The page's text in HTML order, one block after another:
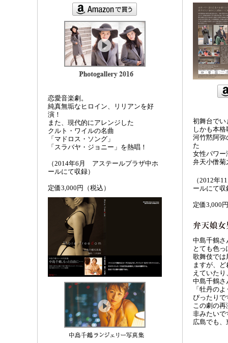
恋愛音楽劇。
純真無垢なヒロイン、リリアンを好
演！
また、現代的にアレンジした
クルト・ワイルの名曲
「マドロス・ソング」
「スラバヤ・ジョニー」を熱唱！
（2014年6月 アステールプラザ中ホ
ールにて収録）
定価3,000円（税込）
初舞台で
しかも本格
河竹黙阿弥
た
女性パワー
弁天小僧菊
（2012年
ールにて収
定価3,000円
中島千鶴さ
とても色
歌舞伎では
ますが、
えていた
中島千鶴さ
「牡丹の
ぴったりで
この劇の
非みたいで
広島でも